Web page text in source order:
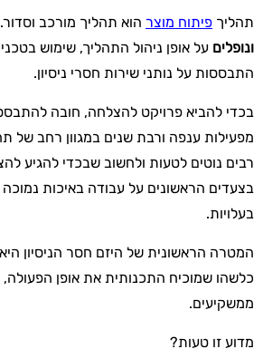
תהליך פיתוח מוצר הוא תהליך מורכב וסדור.
ונופלים על אופן ניהול התהליך, שימוש
התבססות על נותני שירות חסרי ניסיון.
בכדי להביא פרויקט להצלחה, חובה
מפעילות ענפה ורבת שנים במגוון רחב של
רבים נוטים לטעות ולחשוב שבכדי להגיע
בצעדים הראשונים על עבודה באיכות נמוכה
בעלויות.
המטרה הראשונית של היזם חסר הניסיון
כלשהו שמוכיח התכנותית את אופן הפעולה,
ממשקיעים.
מדוע זו טעות?